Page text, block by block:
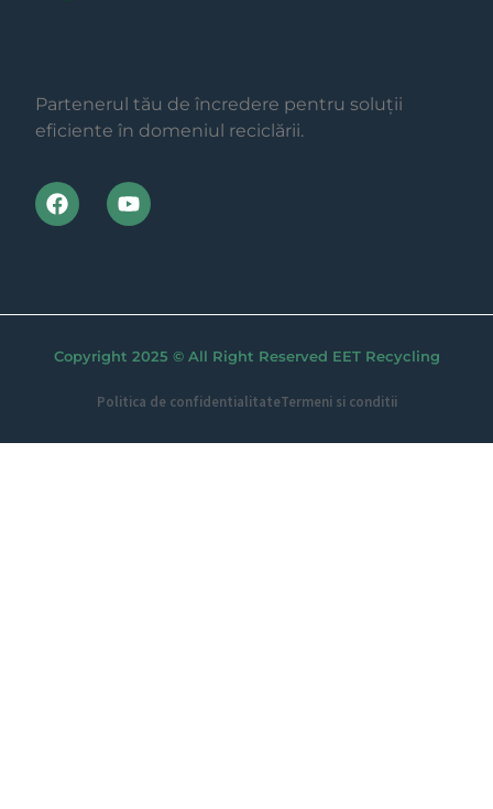
Partenerul tău de încredere pentru soluții
eficiente în domeniul reciclării.
Copyright 2025 © All Right Reserved EET Recycling
Politica de confidentialitateTermeni si conditii